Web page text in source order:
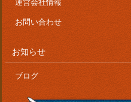
運営会社情報
お問い合わせ
お知らせ
ブログ